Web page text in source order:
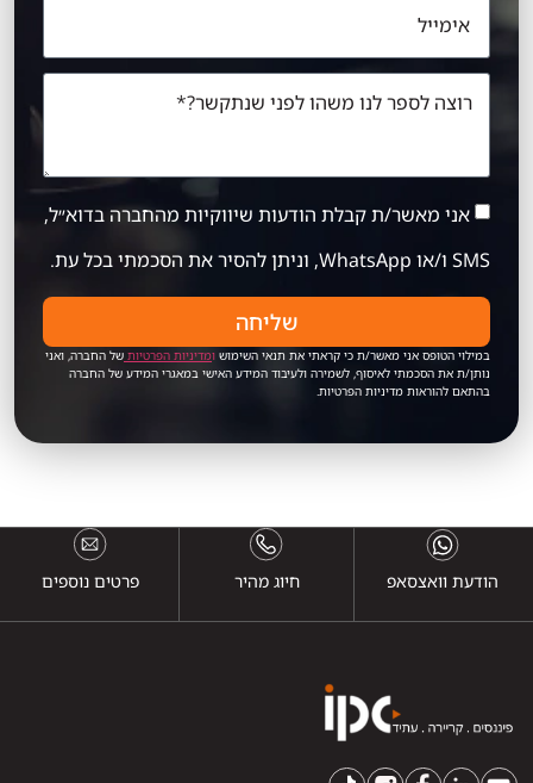
אני מאשר/ת קבלת הודעות שיווקיות מהחברה בדוא״ל,
SMS ו/או WhatsApp, וניתן להסיר את הסכמתי בכל עת.
שליחה
במילוי הטופס אני מאשר/ת כי קראתי את תנאי השימוש ומדיניות הפרטיות של החברה, ואני
נותן/ת את הסכמתי לאיסוף, לשמירה ולעיבוד המידע האישי במאגרי המידע של החברה
בהתאם להוראות מדיניות הפרטיות.
הודעת וואצסאפ חיוג מהיר פרטים נוספים